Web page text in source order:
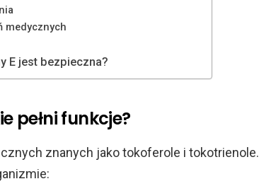
medycznych
E jest bezpieczna?
pełni funkcje?
znanych jako tokoferole i tokotrienole.